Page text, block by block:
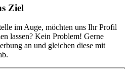
Ziel
im Auge, möchten uns Ihr Profil
lassen? Kein Problem! Gerne
an und gleichen diese mit